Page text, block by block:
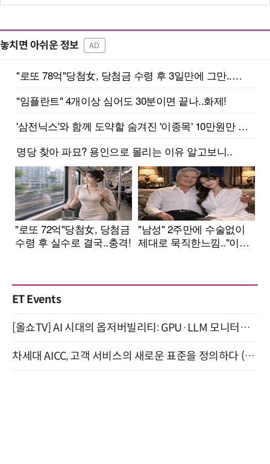
놓치면 아쉬운 정보 AD
ET Events
[올쇼TV] AI 시대의 옵저버빌리티: GPU·LLM 모니터링부터 AI 기반 장애 대응까지 (8/11 생방송)
차세대 AICC, 고객 서비스의 새로운 표준을 정의하다 (9/9)